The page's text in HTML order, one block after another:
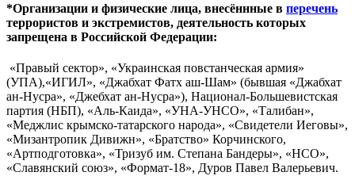
*Организации и физические лица, внесённные в перечень
террористов и экстремистов, деятельность которых
запрещена в Российской Федерации:
«Правый сектор», «Украинская повстанческая армия»
(УПА),«ИГИЛ», «Джабхат Фатх аш-Шам» (бывшая «Джабхат
ан-Нусра», «Джебхат ан-Нусра»), Национал-Большевистская
партия (НБП), «Аль-Каида», «УНА-УНСО», «Талибан»,
«Меджлис крымско-татарского народа», «Свидетели Иеговы»,
«Мизантропик Дивижн», «Братство» Корчинского,
«Артподготовка», «Тризуб им. Степана Бандеры», «НСО»,
«Славянский союз», «Формат-18», Дуров Павел Валерьевич.